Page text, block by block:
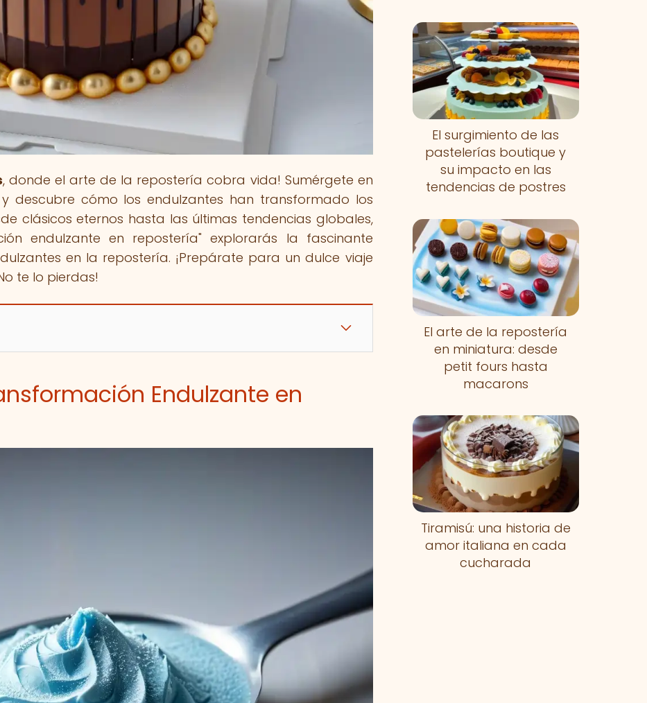
, donde el arte de la repostería cobra vida! Sumérgete en
descubre cómo los endulzantes han transformado los
clásicos eternos hasta las últimas tendencias globales,
endulzante en repostería" explorarás la fascinante
en la repostería. ¡Prepárate para un dulce viaje
te lo pierdas!
Endulzante en
El surgimiento de las
pastelerías boutique y
su impacto en las
tendencias de postres
El arte de la repostería
en miniatura: desde
petit fours hasta
macarons
Tiramisú: una historia de
amor italiana en cada
cucharada